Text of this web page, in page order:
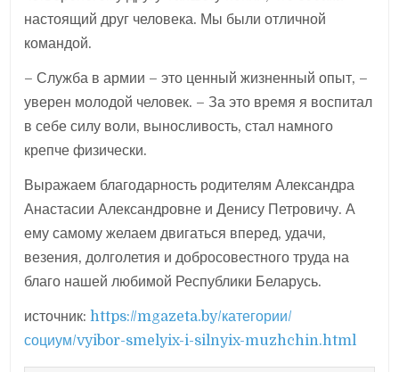
настоящий друг человека. Мы были отличной
командой.
– Служба в армии – это ценный жизненный опыт, –
уверен молодой человек. – За это время я воспитал
в себе силу воли, выносливость, стал намного
крепче физически.
Выражаем благодарность родителям Александра
Анастасии Александровне и Денису Петровичу. А
ему самому желаем двигаться вперед, удачи,
везения, долголетия и добросовестного труда на
благо нашей любимой Республики Беларусь.
источник:https://mgazeta.by/категории/
социум/vyibor-smelyix-i-silnyix-muzhchin.html